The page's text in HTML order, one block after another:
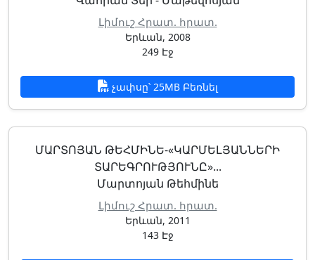
Լիմուշ Հրատ. հրատ.
Երևան, 2008
249 Էջ
չափսը՝ 25MB Բեռնել
ՄԱՐՏՈՅԱՆ ԹԵՀՄԻՆԵ-«ԿԱՐՄԵԼՅԱՆՆԵՐԻ
ՏԱՐԵԳՐՈՒԹՅՈՒՆԸ»...
Մարտոյան Թեհմինե
Լիմուշ Հրատ. հրատ.
Երևան, 2011
143 Էջ